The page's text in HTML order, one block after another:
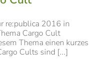
re:publica 2016 in
Cargo Cult
Thema einen kurzes
Cults sind [...]